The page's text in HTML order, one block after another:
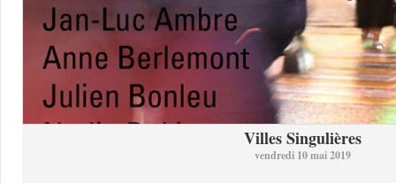
Villes Singulières
vendredi 10 mai 2019